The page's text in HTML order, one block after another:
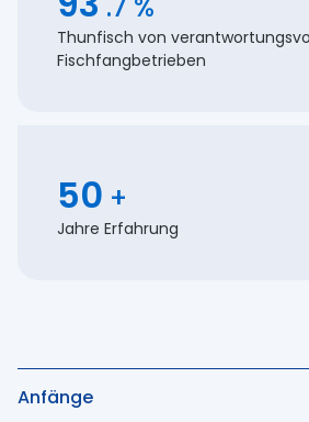
arbeiten wir daran, die
verbessern, gesunde
und die Lebensgrundlagen der
Thunfisch von
Fischfangbetrieben
50 +
Jahre Erfahrung
Anfänge